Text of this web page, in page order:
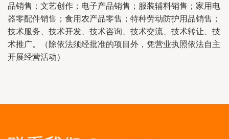
品销售；文艺创作；电子产品销售；服装辅料销售；家用电
器零配件销售；食用农产品零售；特种劳动防护用品销售；
技术服务、技术开发、技术咨询、技术交流、技术转让、技
术推广。（除依法须经批准的项目外，凭营业执照依法自主
开展经营活动）